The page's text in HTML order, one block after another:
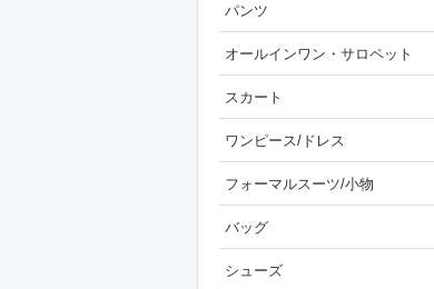
パンツ
オールインワン・サロペット
スカート
ワンピース/ドレス
フォーマルスーツ/小物
バッグ
シューズ